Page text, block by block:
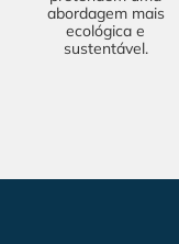
abordagem mais
ecológica e
sustentável.